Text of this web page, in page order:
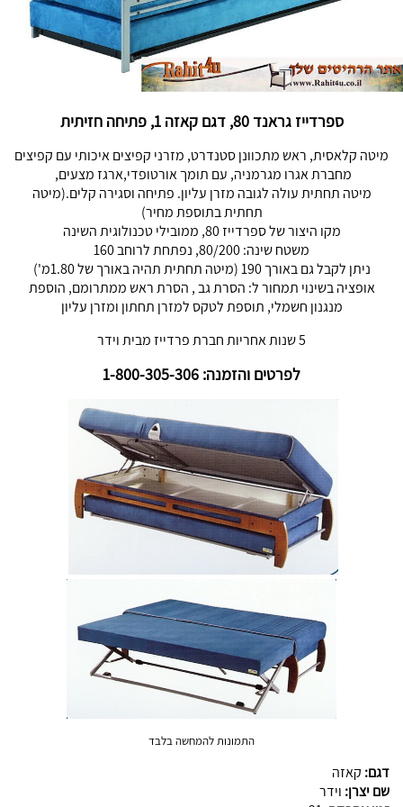
ספרדייז גראנד 80, דגם קאזה 1, פתיחה חזיתית
מיטה קלאסית, ראש מתכוונן סטנדרט, מזרני קפיצים איכותי עם קפיצים
מחברת אגרו מגרמניה, עם תומך אורטופדי,ארגז מצעים,
מיטה תחתית עולה לגובה מזרן עליון. פתיחה וסגירה קלים.(מיטה
תחתית בתוספת מחיר)
מקו היצור של ספרדייז 80, ממובילי טכנולוגית השינה
משטח שינה: 80/200, נפתחת לרוחב 160
ניתן לקבל גם באורך 190 (מיטה תחתית תהיה באורך של 1.80מ')
אופציה בשינוי תמחור ל: הסרת גב , הסרת ראש ממתרומם, הוספת
מנגנון חשמלי, תוספת לטקס למזרן תחתון ומזרן עליון
5 שנות אחריות חברת פרדייז מבית וידר
לפרטים והזמנה: 1-800-305-306
התמונות להמחשה בלבד
דגם: קאזה
שם יצרן: וידר